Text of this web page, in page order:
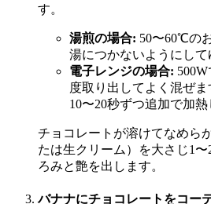
す。
湯煎の場合: 50〜60℃の
湯につかないようにして
電子レンジの場合:
度取り出してよく混ぜ
10〜20秒ずつ追加で加熱
チョコレートが溶けてなめら
たは生クリーム）を大さじ1
ろみと艶を出します。
バナナにチョコレートをコー